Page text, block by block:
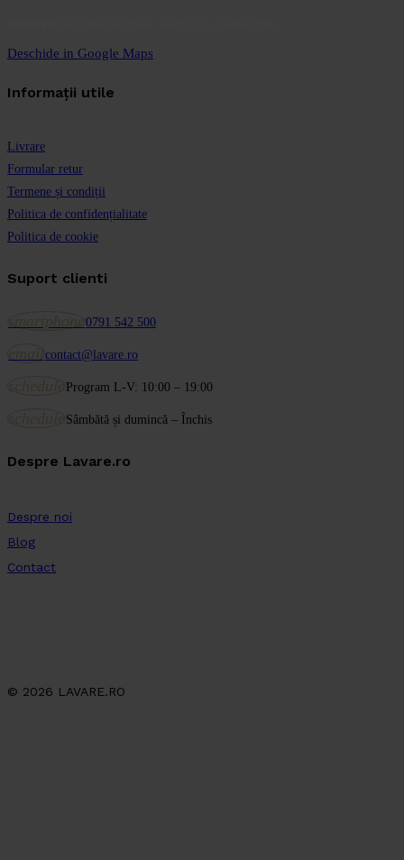
Deschide in Google Maps
Informații utile
Livrare
Formular retur
Termene și condiții
Politica de confidențialitate
Politica de cookie
Suport clienti
0791 542 500
contact@lavare.ro
Program L-V: 10:00 – 19:00
Sâmbătă și dumincă – Închis
Despre Lavare.ro
Despre noi
Blog
Contact
© 2026 LAVARE.RO